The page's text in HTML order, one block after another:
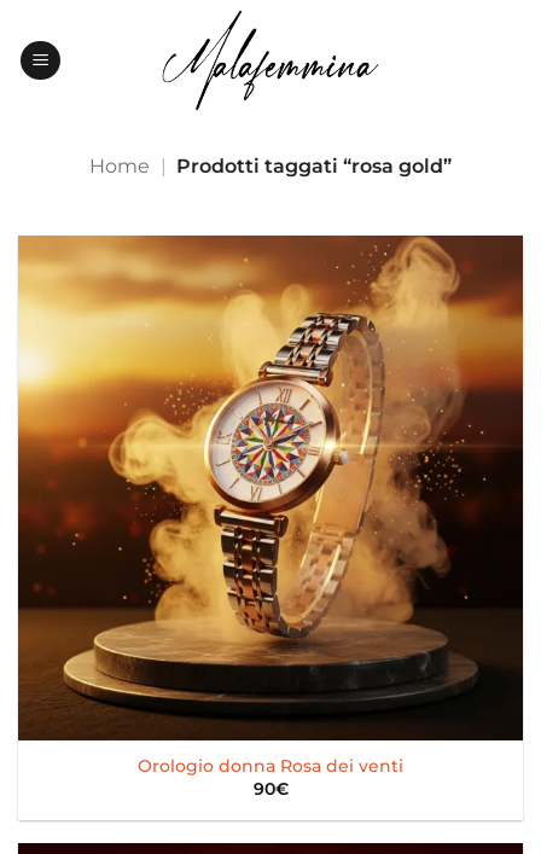
contenuti
Home | Prodotti taggati “rosa gold”
Orologio donna Rosa dei venti
90€